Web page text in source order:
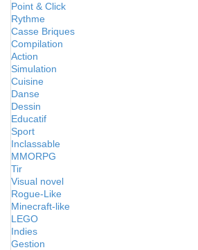
Point & Click
Rythme
Casse Briques
Compilation
Action
Simulation
Cuisine
Danse
Dessin
Educatif
Sport
Inclassable
MMORPG
Tir
Visual novel
Rogue-Like
Minecraft-like
LEGO
Indies
Gestion